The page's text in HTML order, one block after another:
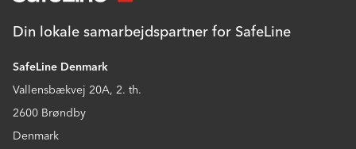
Din lokale samarbejdspartner for SafeLine
SafeLine Denmark
Vallensbækvej 20A, 2. th.
2600 Brøndby
Denmark